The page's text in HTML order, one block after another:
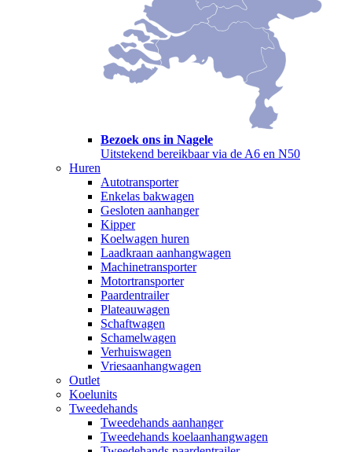
Bezoek ons in Nagele
Uitstekend bereikbaar via de A6 en N50
Huren
Autotransporter
Enkelas bakwagen
Gesloten aanhanger
Kipper
Koelwagen huren
Laadkraan aanhangwagen
Machinetransporter
Motortransporter
Paardentrailer
Plateauwagen
Schaftwagen
Schamelwagen
Verhuiswagen
Vriesaanhangwagen
Outlet
Koelunits
Tweedehands
Tweedehands aanhanger
Tweedehands koelaanhangwagen